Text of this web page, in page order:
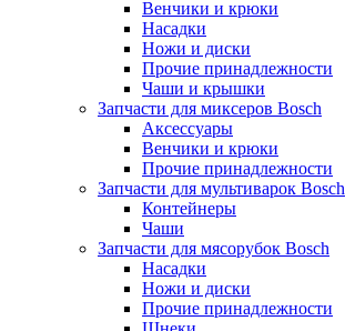
Венчики и крюки
Насадки
Ножи и диски
Прочие принадлежности
Чаши и крышки
Запчасти для миксеров Bosch
Аксессуары
Венчики и крюки
Прочие принадлежности
Запчасти для мультиварок Bosch
Контейнеры
Чаши
Запчасти для мясорубок Bosch
Насадки
Ножи и диски
Прочие принадлежности